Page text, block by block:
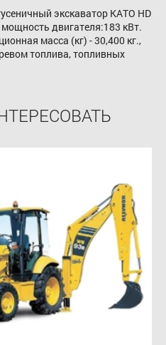
экскаватор КАТО HD
двигателя:183 кВт.
масса (кг) - 30,400 кг.,
топлива, топливных